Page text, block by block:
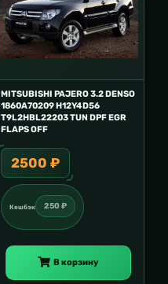
MITSUBISHI PAJERO 3.2 DENSO
1860A70209 H12Y4D56
T9L2HBL22203 TUN DPF EGR
FLAPS OFF
2500 ₽
Кешбэк 250 ₽
В корзину